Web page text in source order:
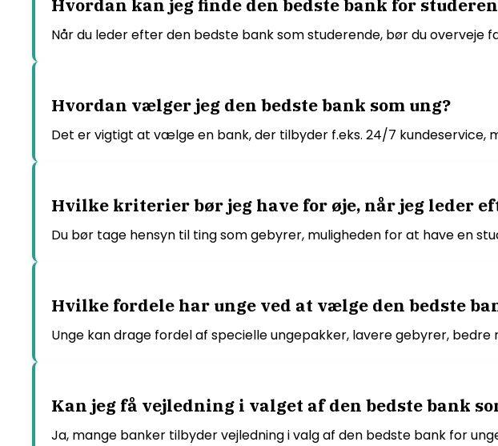
Hvordan kan jeg finde den bedste bank for
Når du leder efter den bedste bank som studerende, bør du
Hvordan vælger jeg den bedste bank som ung?
Det er vigtigt at vælge en bank, der tilbyder f.eks. 24/7
Hvilke kriterier bør jeg have for øje, når jeg leder
Du bør tage hensyn til ting som gebyrer, muligheden for at have en
Hvilke fordele har unge ved at vælge den bedste
Unge kan drage fordel af specielle ungepakker, lavere gebyrer,
Kan jeg få vejledning i valget af den bedste bank
Ja, mange banker tilbyder vejledning i valg af den bedste bank for